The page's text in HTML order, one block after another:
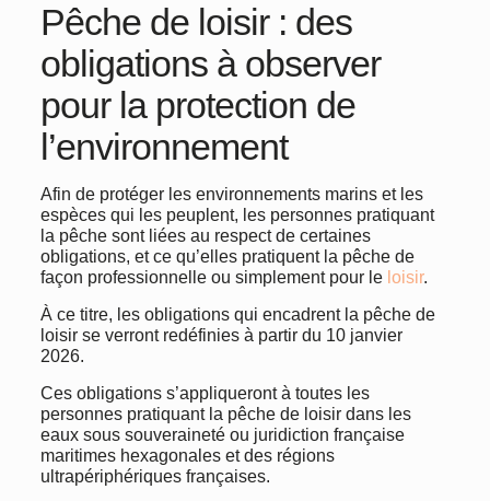
Pêche de loisir : des
obligations à observer
pour la protection de
l’environnement
Afin de protéger les environnements marins et les
espèces qui les peuplent, les personnes pratiquant
la pêche sont liées au respect de certaines
obligations, et ce qu’elles pratiquent la pêche de
façon professionnelle ou simplement pour le loisir.
À ce titre, les obligations qui encadrent la pêche de
loisir se verront redéfinies à partir du 10 janvier
2026.
Ces obligations s’appliqueront à toutes les
personnes pratiquant la pêche de loisir dans les
eaux sous souveraineté ou juridiction française
maritimes hexagonales et des régions
ultrapériphériques françaises.